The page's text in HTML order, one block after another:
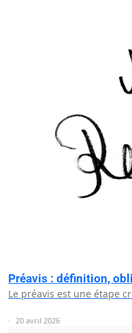
Préavis : définition,
Le préavis est une étape
20 avril 2026